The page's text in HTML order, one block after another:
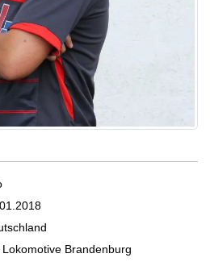
Lokomotive Brandenburg